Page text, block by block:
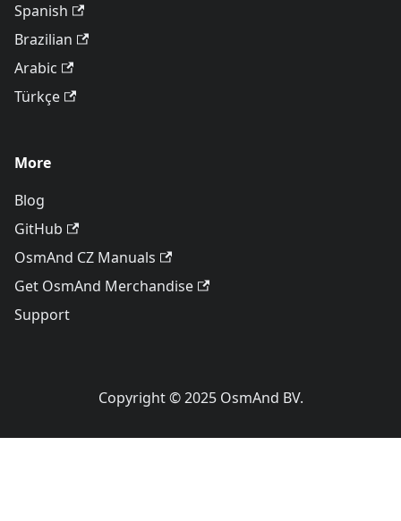
Spanish
Brazilian
Arabic
Türkçe
More
Blog
GitHub
OsmAnd CZ Manuals
Get OsmAnd Merchandise
Support
Copyright © 2025 OsmAnd BV.